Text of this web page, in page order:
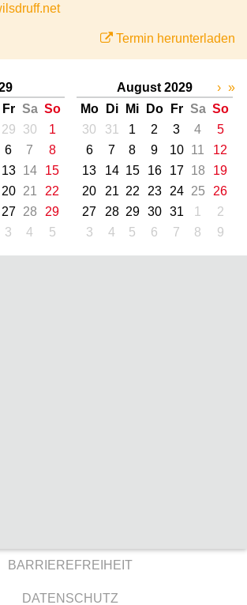
Termin herunterladen
Fr Sa So
29 30
1
6 7
8
13 14
15
20 21
22
27 28
29
3 4 5
August 2029
Mo
Di Mi Do Fr Sa So
30
31 1 2 3 4
5
6
7 8 9 10 11
12
13
14 15 16 17 18
19
20
21 22 23 24 25
26
27
28 29 30 31 1
2
3
4 5 6 7 8 9
› »
BARRIEREFREIHEIT
DATENSCHUTZ